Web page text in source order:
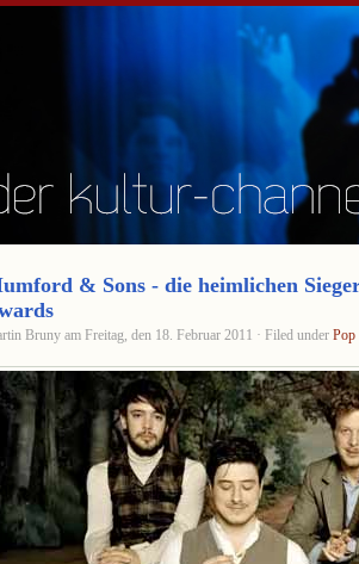
& Sons - die heimlichen
Bruny am Freitag, den 18. Februar 2011 · Filed under Pop